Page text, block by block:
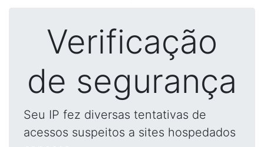
Verificação
de segurança
Seu IP fez diversas tentativas de
acessos suspeitos a sites hospedados